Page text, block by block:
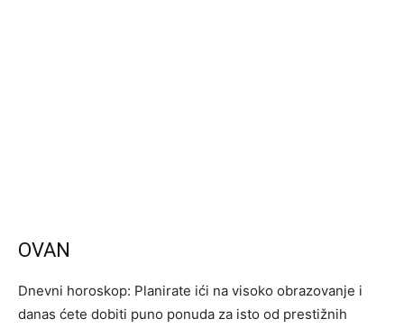
OVAN
Dnevni horoskop: Planirate ići na visoko obrazovanje i
danas ćete dobiti puno ponuda za isto od prestižnih